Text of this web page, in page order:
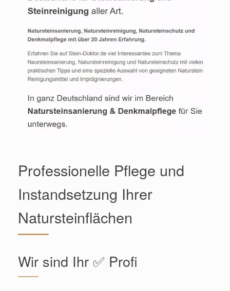
Professionelle Pflege und
Instandsetzung Ihrer
Natursteinflächen
Wir sind Ihr ✅ Profi